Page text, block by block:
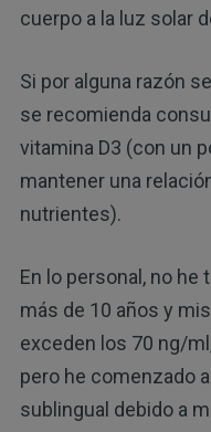
cuerpo a la luz solar
Si por alguna razón
se recomienda
vitamina D3 (con un
mantener una
nutrientes).
En lo personal, no he
más de 10 años y
exceden los 70 ng/
pero he comenzado
sublingual debido a